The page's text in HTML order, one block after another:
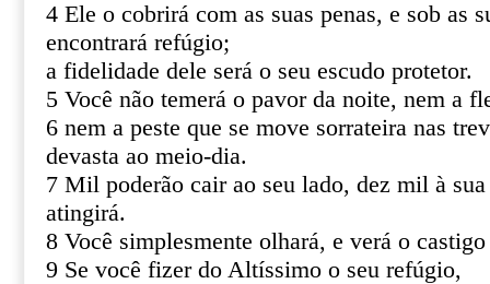
4 Ele o cobrirá com as suas penas, e sob as
encontrará refúgio;
a fidelidade dele será o seu escudo protetor.
5 Você não temerá o pavor da noite, nem a
6 nem a peste que se move sorrateira nas
devasta ao meio-dia.
7 Mil poderão cair ao seu lado, dez mil à
atingirá.
8 Você simplesmente olhará, e verá o
9 Se você fizer do Altíssimo o seu refúgio,